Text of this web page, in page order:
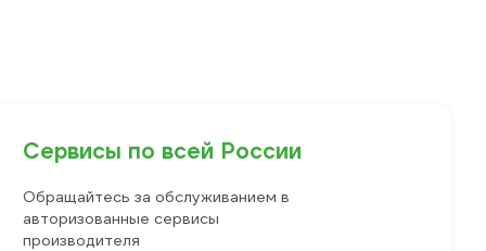
Сервисы по всей России
Обращайтесь за обслуживанием в
авторизованные сервисы
производителя